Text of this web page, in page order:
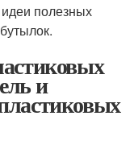
полезных
и